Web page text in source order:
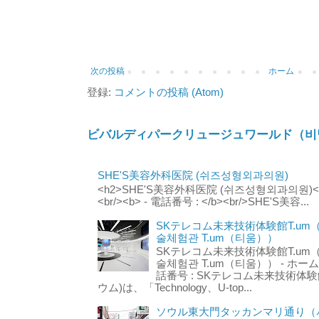
次の投稿 ホーム
登録: コメントの投稿 (Atom)
ビバルディパークリュージュワールド（
SHE'S美容外科医院 (쉬즈성형외과의원)
<h2>SHE'S美容外科医院 (쉬즈성형외과의원
<br/><b> - 電話番号 : </b><br/>SHE'S美容...
SKテレコム未来技術体験館T.um
술체험관 T.um（티움））
SKテレコム未来技術体験館T.um
술체험관 T.um（티움）） - ホー
話番号 : SKテレコム未来技術体
ウム)は、「Technology、U-top...
ソウル東大門タッカンマリ通り